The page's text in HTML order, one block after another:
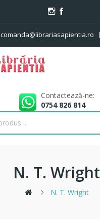
comanda@librariasapientia.ro
Contactează-ne:
0754 826 814
N. T. Wright
N. T. Wright